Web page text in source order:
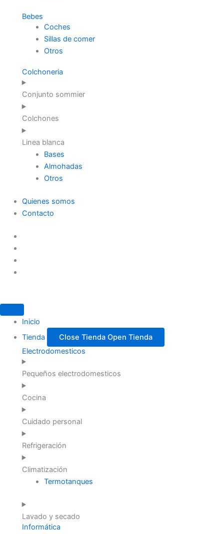
Bebes
Coches
Sillas de comer
Otros
Colchoneria
Conjunto sommier
Colchones
Linea blanca
Bases
Almohadas
Otros
Quienes somos
Contacto
Inicio
Tienda
Close Tienda Open Tienda
Electrodomesticos
Pequeños electrodomesticos
Cocina
Cuidado personal
Refrigeración
Climatización
Termotanques
Lavado y secado
Informática